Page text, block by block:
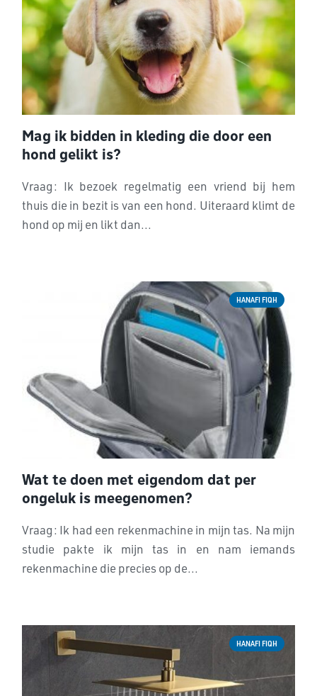
Mag ik bidden in kleding die door een
hond gelikt is?
Vraag: Ik bezoek regelmatig een vriend bij hem
thuis die in bezit is van een hond. Uiteraard klimt de
hond op mij en likt dan...
HANAFI FIQH
Wat te doen met eigendom dat per
ongeluk is meegenomen?
Vraag: Ik had een rekenmachine in mijn tas. Na mijn
studie pakte ik mijn tas in en nam iemands
rekenmachine die precies op de...
HANAFI FIQH